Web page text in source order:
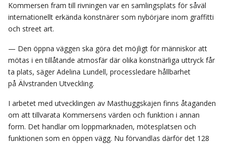
Kommersen fram till rivningen var en samlingsplats för såväl
internationellt erkända konstnärer som nybörjare inom graffitti
och street art.
— Den öppna väggen ska göra det möjligt för människor att
mötas i en tillåtande atmosfär där olika konstnärliga uttryck får
ta plats, säger Adelina Lundell, processledare hållbarhet
på Älvstranden Utveckling.
I arbetet med utvecklingen av Masthuggskajen finns åtaganden
om att tillvarata Kommersens värden och funktion i annan
form. Det handlar om loppmarknaden, mötesplatsen och
funktionen som en öppen vägg. Nu förvandlas därför det 128